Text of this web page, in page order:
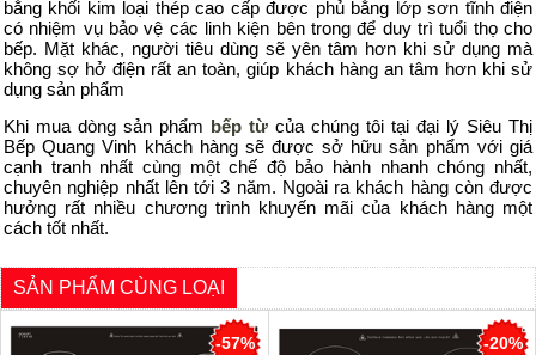
bằng khối kim loại thép cao cấp được phủ bằng lớp sơn tĩnh điện
có nhiệm vụ bảo vệ các linh kiện bên trong để duy trì tuổi thọ cho
bếp. Mặt khác, người tiêu dùng sẽ yên tâm hơn khi sử dụng mà
không sợ hở điện rất an toàn, giúp khách hàng an tâm hơn khi sử
dụng sản phẩm
Khi mua dòng sản phẩm bếp từ của chúng tôi tại đại lý Siêu Thị
Bếp Quang Vinh khách hàng sẽ được sở hữu sản phẩm với giá
cạnh tranh nhất cùng một chế độ bảo hành nhanh chóng nhất,
chuyên nghiệp nhất lên tới 3 năm. Ngoài ra khách hàng còn được
hưởng rất nhiều chương trình khuyến mãi của khách hàng một
cách tốt nhất.
SẢN PHẨM CÙNG LOẠI
-57% -20%